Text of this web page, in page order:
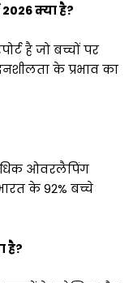
2026 क्या है?
है जो बच्चों पर
के प्रभाव का
ओवरलैपिंग
के 92% बच्चे
है?